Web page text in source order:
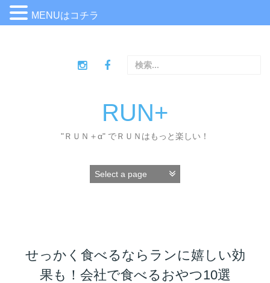
検
RUN+
"ＲＵＮ＋α" でＲＵＮはもっと楽しい！
せっかく食べるならランに嬉しい効
果も！会社で食べるおやつ10選
MENUはコチラ